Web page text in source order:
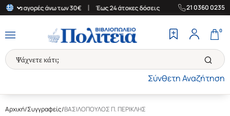
για αγορές άνω των 30€ Έως 24 άτοκες δόσεις | Δωρεάν
21 0360 0235
Σύνθετη Αναζήτηση
0
Αρχική/Συγγραφείς/ΒΑΣΙΛΟΠΟΥΛΟΣ Π. ΠΕΡΙΚΛΗΣ